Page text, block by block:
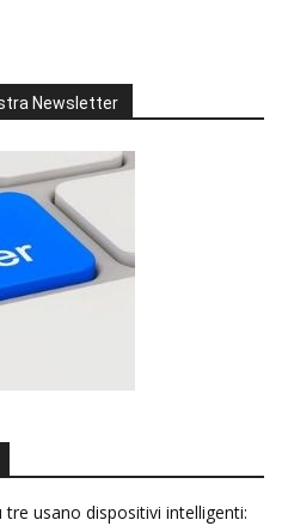
Newsletter
usano dispositivi intelligenti: